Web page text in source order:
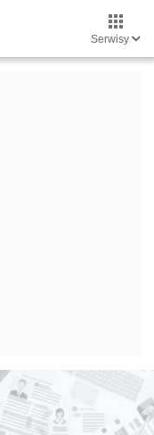
Serwisy